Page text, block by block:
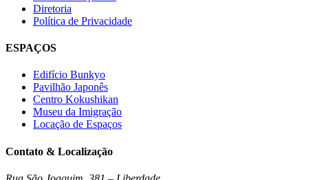
Diretoria
Política de Privacidade
ESPAÇOS
Edifício Bunkyo
Pavilhão Japonês
Centro Kokushikan
Museu da Imigração
Locação de Espaços
Contato & Localização